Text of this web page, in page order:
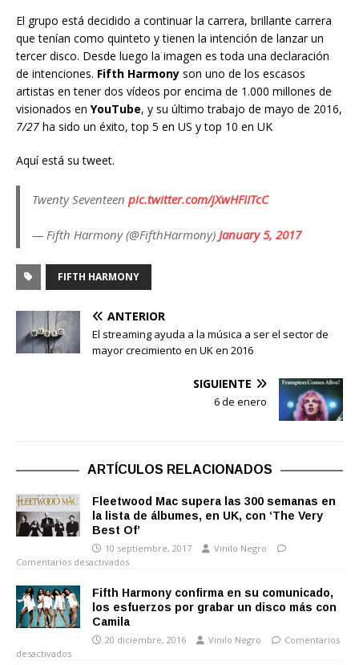
El grupo está decidido a continuar la carrera, brillante carrera
que tenían como quinteto y tienen la intención de lanzar un
tercer disco. Desde luego la imagen es toda una declaración
de intenciones. Fifth Harmony son uno de los escasos
artistas en tener dos vídeos por encima de 1.000 millones de
visionados en YouTube, y su último trabajo de mayo de 2016,
7/27 ha sido un éxito, top 5 en US y top 10 en UK
Aquí está su tweet.
Twenty Seventeen pic.twitter.com/jXwHFIITcC
— Fifth Harmony (@FifthHarmony) January 5, 2017
FIFTH HARMONY
ANTERIOR
El streaming ayuda a la música a ser el sector de
mayor crecimiento en UK en 2016
SIGUIENTE
6 de enero
ARTÍCULOS RELACIONADOS
Fleetwood Mac supera las 300 semanas en
la lista de álbumes, en UK, con ‘The Very
Best Of’
10 septiembre, 2017
Vinilo Negro
Comentarios desactivados
Fifth Harmony confirma en su comunicado,
los esfuerzos por grabar un disco más con
Camila
20 diciembre, 2016 Vinilo Negro
Comentarios
desactivados